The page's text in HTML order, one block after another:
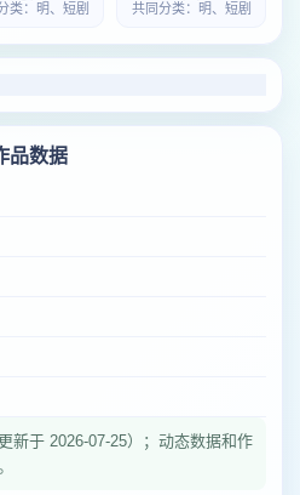
类：明、短剧 共同分类：明、短剧
品数据
新于 2026-07-25）；动态数据和作